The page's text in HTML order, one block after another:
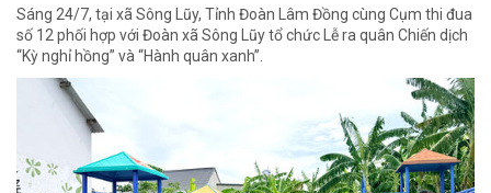
Sáng 24/7, tại xã Sông Lũy, Tỉnh Đoàn Lâm Đồng cùng Cụm thi đua
số 12 phối hợp với Đoàn xã Sông Lũy tổ chức Lễ ra quân Chiến dịch
“Kỳ nghỉ hồng” và “Hành quân xanh”.